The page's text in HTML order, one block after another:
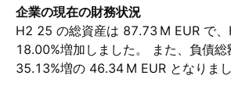
企業の現在の財務状況
H2 25 の総資産は ‪87.73 M‬ EUR で
18.00%増加しました。 また、負債
35.13%増の ‪46.34 M‬ EUR となりまし